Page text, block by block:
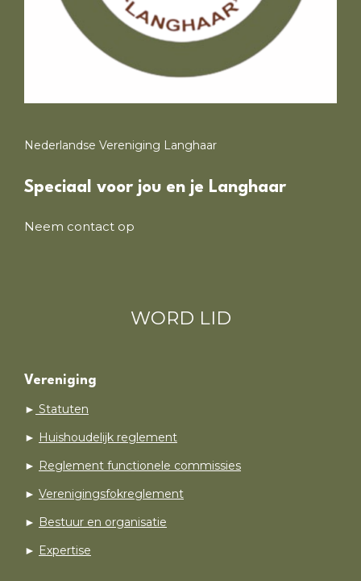
Nederlandse Vereniging Langhaar
Speciaal voor jou en je Langhaar
Neem contact op
WORD LID
Vereniging
► Statuten
► Huishoudelijk reglement
► Reglement functionele commissies
► Verenigingsfokreglement
► Bestuur en organisatie
► Expertise